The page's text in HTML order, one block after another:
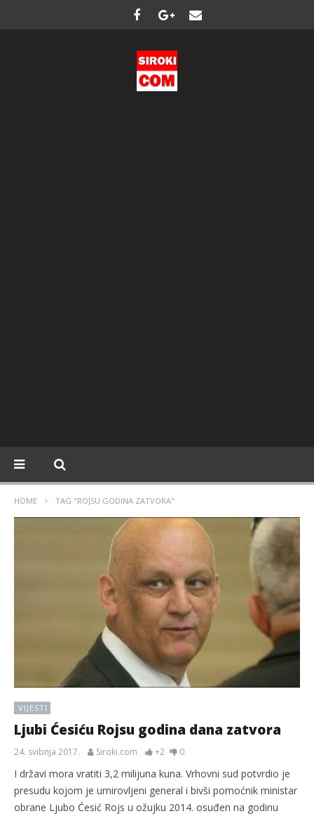
HOME TAG "ROJSU GODINA ZATVORA"
VIJESTI
Ljubi Ćesiću Rojsu godina dana zatvora
24. svibnja 2017. Siroki.com +2 0
I državi mora vratiti 3,2 milijuna kuna. Vrhovni sud potvrdio je
presudu kojom je umirovljeni general i bivši pomoćnik ministar
obrane Ljubo Ćesić Rojs u ožujku 2014. osuđen na godinu